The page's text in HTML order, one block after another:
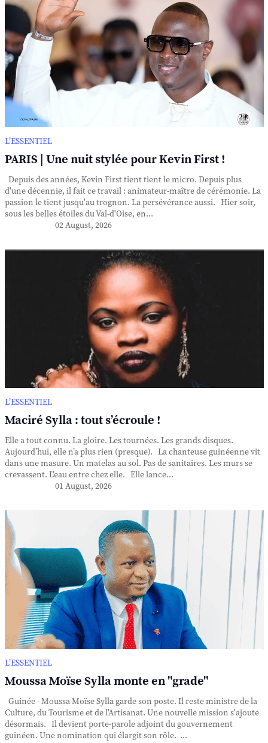
L’ESSENTIEL
PARIS | Une nuit stylée pour Kevin First !
Depuis des années, Kevin First tient tient le micro. Depuis plus
d'une décennie, il fait ce travail : animateur-maître de cérémonie. La
passion le tient jusqu'au trognon. La persévérance aussi. Hier soir,
sous les belles étoiles du Val-d'Oise, en...
02 August, 2026
L’ESSENTIEL
Maciré Sylla : tout s’écroule !
Elle a tout connu. La gloire. Les tournées. Les grands disques.
Aujourd’hui, elle n’a plus rien (presque). La chanteuse guinéenne vit
dans une masure. Un matelas au sol. Pas de sanitaires. Les murs se
crevassent. L'eau entre chez elle. Elle lance...
01 August, 2026
L’ESSENTIEL
Moussa Moïse Sylla monte en "grade"
Guinée - Moussa Moïse Sylla garde son poste. Il reste ministre de la
Culture, du Tourisme et de l'Artisanat. Une nouvelle mission s'ajoute
désormais. Il devient porte-parole adjoint du gouvernement
guinéen. Une nomination qui élargit son rôle. ...